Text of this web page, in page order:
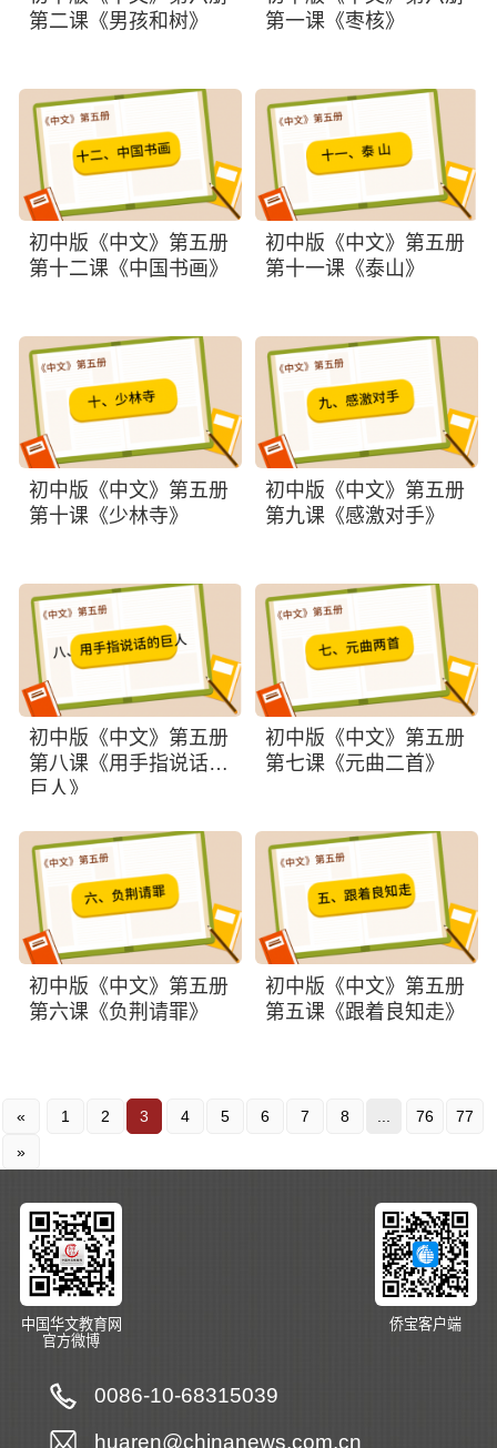
第二课《男孩和树》
第一课《枣核》
初中版《中文》第五册
第十二课《中国书画》
初中版《中文》第五册
第十一课《泰山》
初中版《中文》第五册
第十课《少林寺》
初中版《中文》第五册
第九课《感激对手》
初中版《中文》第五册
第八课《用手指说话的
巨人》
初中版《中文》第五册
第七课《元曲二首》
初中版《中文》第五册
第六课《负荆请罪》
初中版《中文》第五册
第五课《跟着良知走》
« 1 2 3 4 5 6 7 8 ... 76
77
»
中国华文教育网
官方微博
侨宝客户端
0086-10-68315039
huaren@chinanews.com.cn